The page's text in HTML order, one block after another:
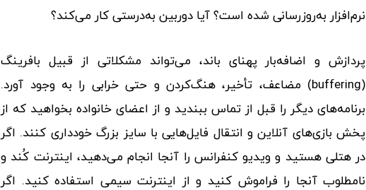
نرم‌افزار به‌روز‌رسانی شده است؟ آیا دوربین به‌درستی کار می‌کند؟
پردازش و اضافه‌بار پهنای باند، می‌تواند مشکلاتی از قبیل بافرینگ
(buffering) مضاعف، تأخیر، هنگ‌کردن و حتی خرابی را به وجود آورد.
برنامه‌های دیگر را قبل از تماس ببندید و از اعضای خانواده بخواهید که از
پخش بازی‌های آنلاین و انتقال فایل‌هایی با سایز بزرگ خودداری کنند. اگر
در هتلی هستید و ویدیو کنفرانس را آنجا انجام می‌دهید، اینترنت کُند و
نامطلوب آنجا را فراموش کنید و از اینترنت سیمی استفاده کنید. اگر